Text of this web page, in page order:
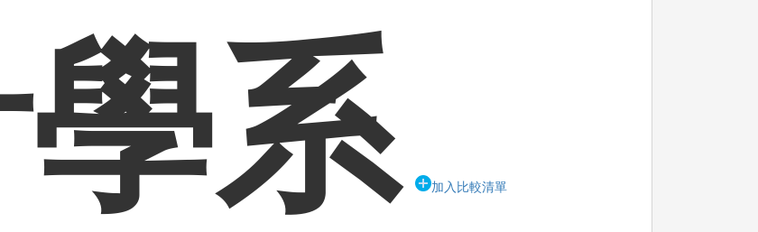
系 加入比較清單